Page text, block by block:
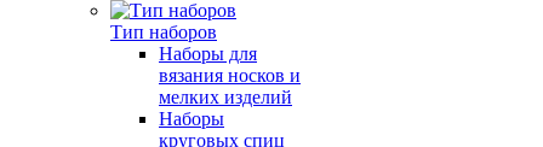
Тип наборов
Наборы для
вязания носков и
мелких изделий
Наборы
круговых спиц